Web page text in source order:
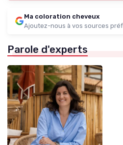
Ma coloration cheveux
Ajoutez-nous à vos sources
Parole d'experts